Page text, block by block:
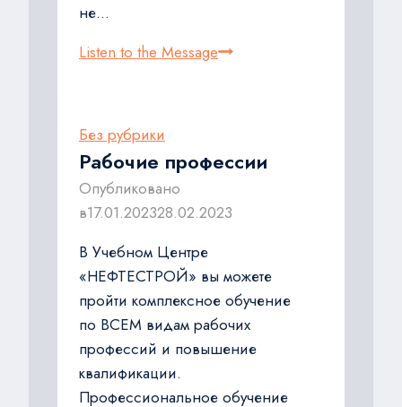
не…
Listen to the MessageПредаттестационная
Без рубрики
Рабочие профессии
Опубликовано
в17.01.202328.02.2023
В Учебном Центре
«НЕФТЕСТРОЙ» вы можете
пройти комплексное обучение
по ВСЕМ видам рабочих
профессий и повышение
квалификации.
Профессиональное обучение